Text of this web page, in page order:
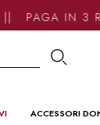
PAGA IN 3
ACCESSORI